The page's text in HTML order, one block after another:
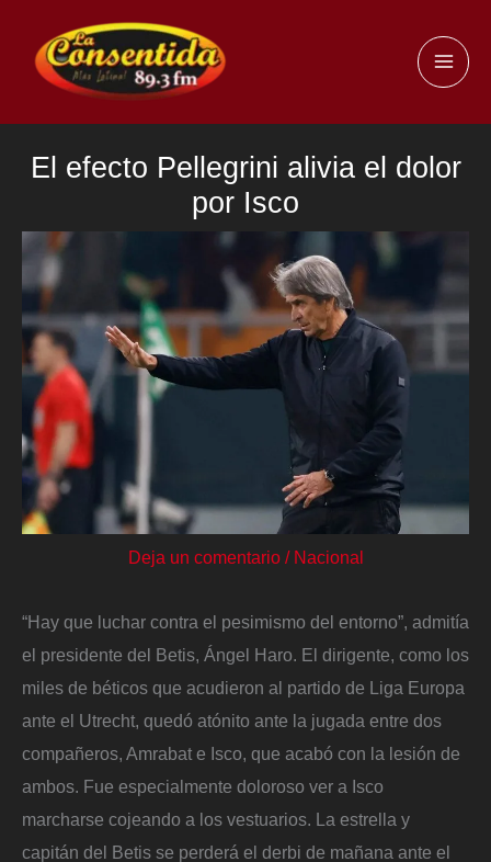
contenido
El efecto Pellegrini alivia el dolor
por Isco
Deja un comentario / Nacional
“Hay que luchar contra el pesimismo del entorno”, admitía
el presidente del Betis, Ángel Haro. El dirigente, como los
miles de béticos que acudieron al partido de Liga Europa
ante el Utrecht, quedó atónito ante la jugada entre dos
compañeros, Amrabat e Isco, que acabó con la lesión de
ambos. Fue especialmente doloroso ver a Isco
marcharse cojeando a los vestuarios. La estrella y
capitán del Betis se perderá el derbi de mañana ante el